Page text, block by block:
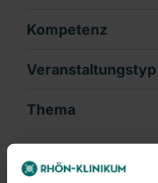
Kompetenz
Veranstaltungstyp
Thema